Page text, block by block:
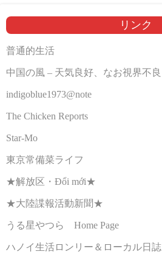
リンク
普通的生活
中国の風 – 天気良好、なお視界不良
indigoblue1973@note
The Chicken Reports
Star-Mo
東京常備菜ライフ
★解放区・Đổi mới★
★大陸諜報活動新聞★
うる星やつら Home Page
ハノイ生活ロンリー＆ローカル日誌